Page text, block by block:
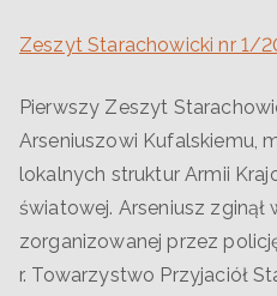
Zeszyt Starachowicki nr 1/
Pierwszy Zeszyt
Arseniuszowi Kufalskiemu,
lokalnych struktur Armii
światowej. Arseniusz zginął
zorganizowanej przez
r. Towarzystwo Przyjaciół